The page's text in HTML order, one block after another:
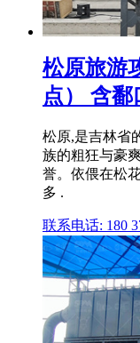
松原旅游
点） 含鄱
松原,是吉林省
族的粗狂与豪
誉。依偎在松
多 .
联系电话: 180